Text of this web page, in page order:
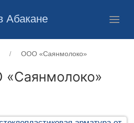
Абакане
ООО «Саянмолоко»